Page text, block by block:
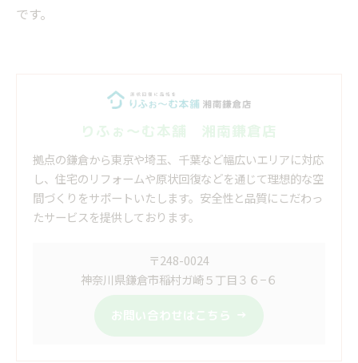
です。
りふぉ～む本舗 湘南鎌倉店
拠点の鎌倉から東京や埼玉、千葉など幅広いエリアに対応
し、住宅のリフォームや原状回復などを通じて理想的な空
間づくりをサポートいたします。安全性と品質にこだわっ
たサービスを提供しております。
〒248-0024
神奈川県鎌倉市稲村ガ崎５丁目３６−６
お問い合わせはこちら